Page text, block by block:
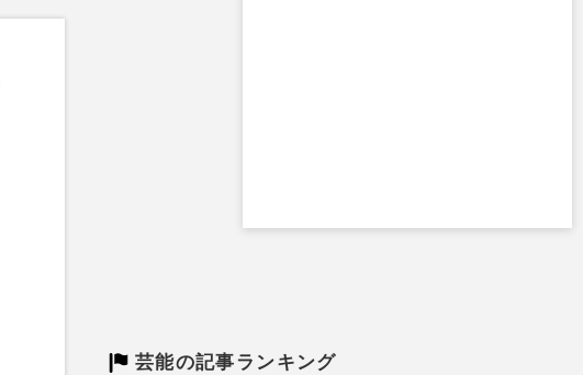
芸能の記事ランキング